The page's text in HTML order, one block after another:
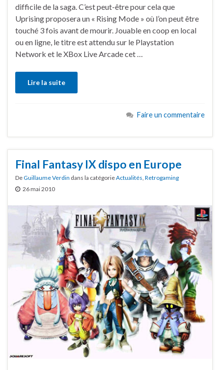
difficile de la saga. C’est peut-être pour cela que
Uprising proposera un « Rising Mode » où l’on peut être
touché 3 fois avant de mourir. Jouable en coop en local
ou en ligne, le titre est attendu sur le Playstation
Network et le XBox Live Arcade cet …
Lire la suite
Faire un commentaire
Final Fantasy IX dispo en Europe
DeGuillaume Verdin dans la catégorieActualités, Retrogaming
26 mai 2010